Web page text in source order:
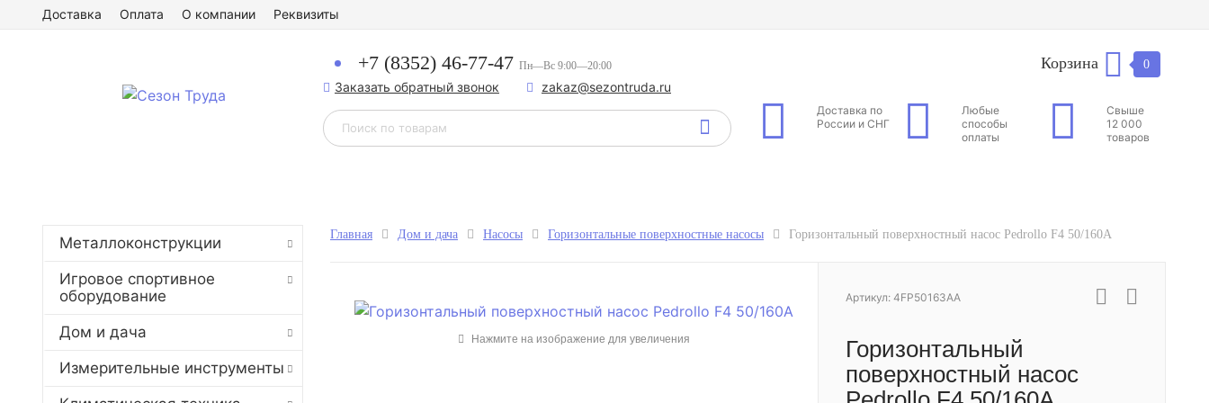
Доставка Оплата О компании Реквизиты
+7 (8352) 46-77-47 Пн—Вс 9:00—20:00
Заказать обратный звонок zakaz@sezontruda.ru
Корзина 0
Доставка по
России и СНГ
Любые
способы
оплаты
Свыше
12 000
товаров
Металлоконструкции
Игровое спортивное
оборудование
Дом и дача
Измерительные инструменты
Главная Дом и дача Насосы Горизонтальные поверхностные насосы Горизонтальный поверхностный насос Pedrollo F4 50/160A
Нажмите на изображение для увеличения
Артикул: 4FP50163AA
Горизонтальный
поверхностный насос